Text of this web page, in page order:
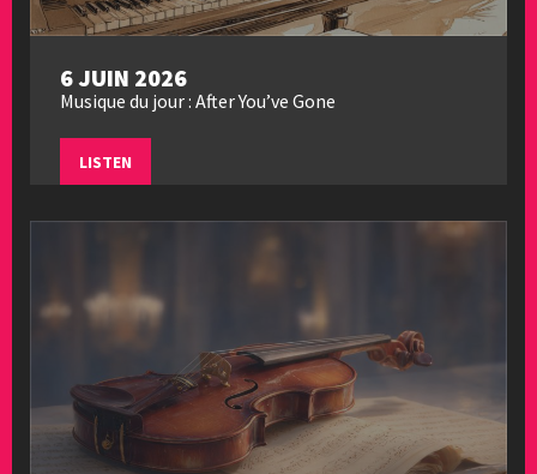
6 JUIN 2026
Musique du jour : After You’ve Gone
LISTEN